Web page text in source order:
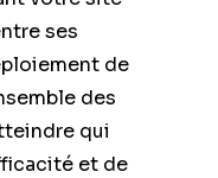
ses
de
des
qui
et de